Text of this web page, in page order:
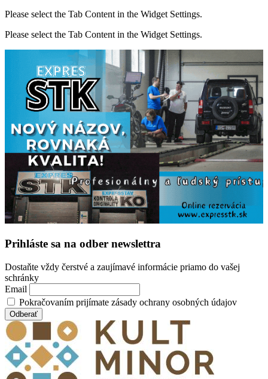
Please select the Tab Content in the Widget Settings.
Please select the Tab Content in the Widget Settings.
Prihláste sa na odber newslettra
Dostaňte vždy čerstvé a zaujímavé informácie priamo do vašej
schránky
Email
Pokračovaním prijímate zásady ochrany osobných údajov